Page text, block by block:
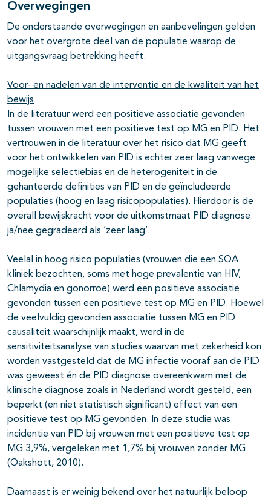
Overwegingen
De onderstaande overwegingen en aanbevelingen gelden
voor het overgrote deel van de populatie waarop de
uitgangsvraag betrekking heeft.
Voor- en nadelen van de interventie en de kwaliteit van het
bewijs
In de literatuur werd een positieve associatie gevonden
tussen vrouwen met een positieve test op MG en PID. Het
vertrouwen in de literatuur over het risico dat MG geeft
voor het ontwikkelen van PID is echter zeer laag vanwege
mogelijke selectiebias en de heterogeniteit in de
gehanteerde definities van PID en de geïncludeerde
populaties (hoog en laag risicopopulaties). Hierdoor is de
overall bewijskracht voor de uitkomstmaat PID diagnose
ja/nee gegradeerd als ‘zeer laag’.
Veelal in hoog risico populaties (vrouwen die een SOA
kliniek bezochten, soms met hoge prevalentie van HIV,
Chlamydia en gonorroe) werd een positieve associatie
gevonden tussen een positieve test op MG en PID. Hoewel
de veelvuldig gevonden associatie tussen MG en PID
causaliteit waarschijnlijk maakt, werd in de
sensitiviteitsanalyse van studies waarvan met zekerheid kon
worden vastgesteld dat de MG infectie vooraf aan de PID
was geweest én de PID diagnose overeenkwam met de
klinische diagnose zoals in Nederland wordt gesteld, een
beperkt (en niet statistisch significant) effect van een
positieve test op MG gevonden. In deze studie was
incidentie van PID bij vrouwen met een positieve test op
MG 3,9%, vergeleken met 1,7% bij vrouwen zonder MG
(Oakshott, 2010).
Daarnaast is er weinig bekend over het natuurlijk beloop